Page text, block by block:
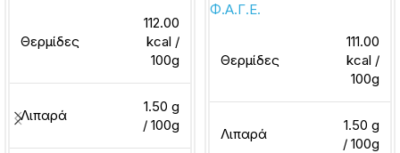
Θερμίδες
112.00
kcal /
100g
Λιπαρά
1.50 g
/ 100g
Φ.Α.Γ.Ε.
Θερμίδες
111.00
kcal /
100g
Λιπαρά
1.50 g
/ 100g